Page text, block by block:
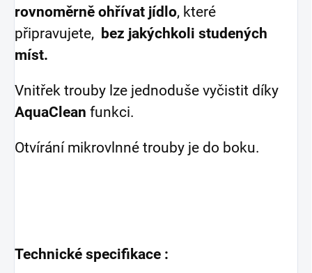
rovnoměrně ohřívat jídlo, které
připravujete, bez jakýchkoli studených
míst.
Vnitřek trouby lze jednoduše vyčistit díky
AquaClean funkci.
Otvírání mikrovlnné trouby je do boku.
Technické specifikace :